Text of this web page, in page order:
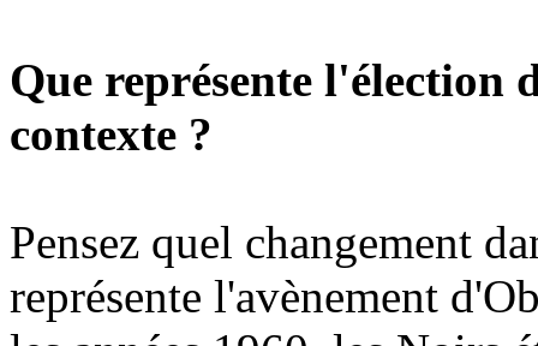
Que représente l'élection
contexte ?
Pensez quel changement
représente l'avènement